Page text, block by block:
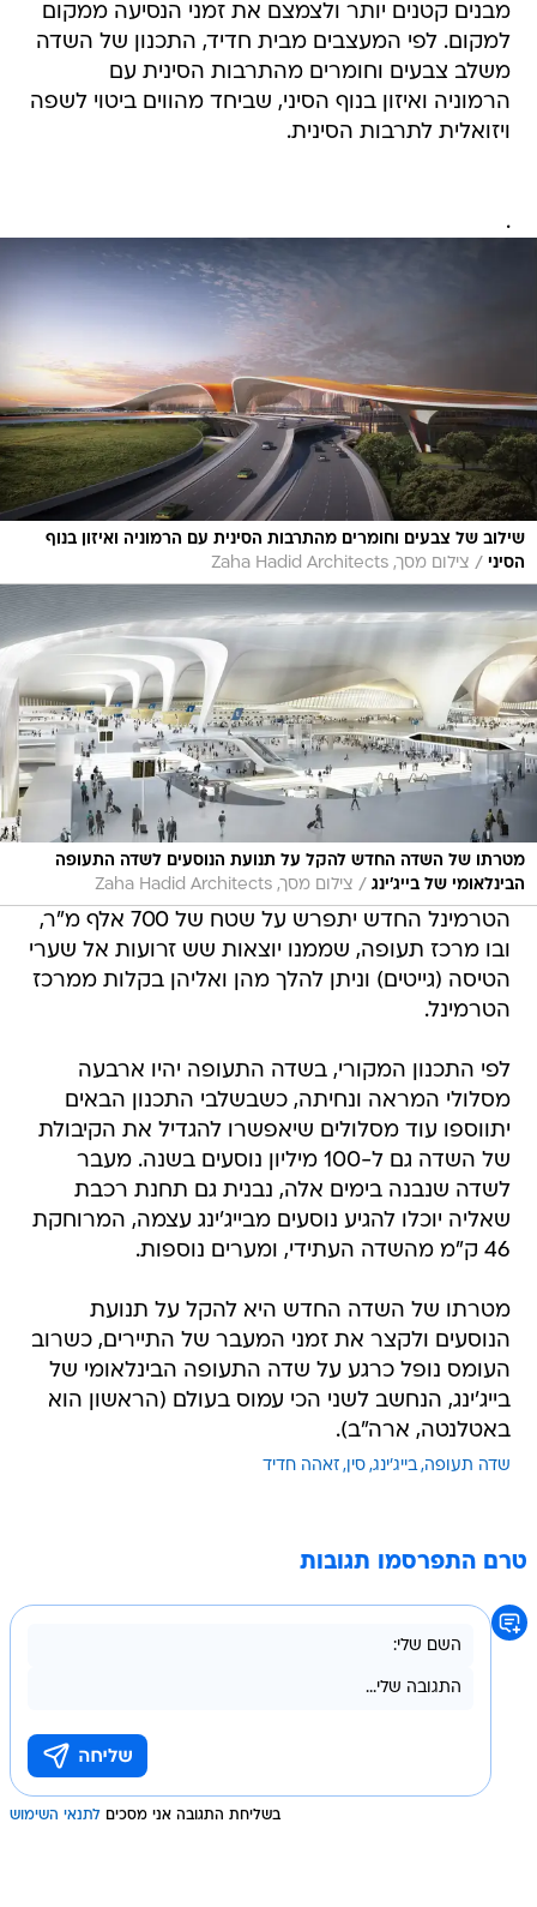
מבנים קטנים יותר ולצמצם את זמני הנסיעה ממקום
למקום. לפי המעצבים מבית חדיד, התכנון של השדה
משלב צבעים וחומרים מהתרבות הסינית עם
הרמוניה ואיזון בנוף הסיני, שביחד מהווים ביטוי לשפה
ויזואלית לתרבות הסינית.
.
שילוב של צבעים וחומרים מהתרבות הסינית עם הרמוניה ואיזון בנוף
הסיני / צילום מסך, Zaha Hadid Architects
מטרתו של השדה החדש להקל על תנועת הנוסעים לשדה התעופה
הבינלאומי של בייג'ינג / צילום מסך, Zaha Hadid Architects
הטרמינל החדש יתפרש על שטח של 700 אלף מ"ר,
ובו מרכז תעופה, שממנו יוצאות שש זרועות אל שערי
הטיסה (גייטים) וניתן להלך מהן ואליהן בקלות ממרכז
הטרמינל.
לפי התכנון המקורי, בשדה התעופה יהיו ארבעה
מסלולי המראה ונחיתה, כשבשלבי התכנון הבאים
יתווספו עוד מסלולים שיאפשרו להגדיל את הקיבולת
של השדה גם ל-100 מיליון נוסעים בשנה. מעבר
לשדה שנבנה בימים אלה, נבנית גם תחנת רכבת
שאליה יוכלו להגיע נוסעים מבייג'ינג עצמה, המרוחקת
46 ק"מ מהשדה העתידי, ומערים נוספות.
מטרתו של השדה החדש היא להקל על תנועת
הנוסעים ולקצר את זמני המעבר של התיירים, כשרוב
העומס נופל כרגע על שדה התעופה הבינלאומי של
בייג'ינג, הנחשב לשני הכי עמוס בעולם (הראשון הוא
באטלנטה, ארה"ב).
שדה תעופה בייג'ינג סין זאהה חדיד
טרם התפרסמו תגובות
בשליחת התגובה אני מסכים לתנאי השימוש